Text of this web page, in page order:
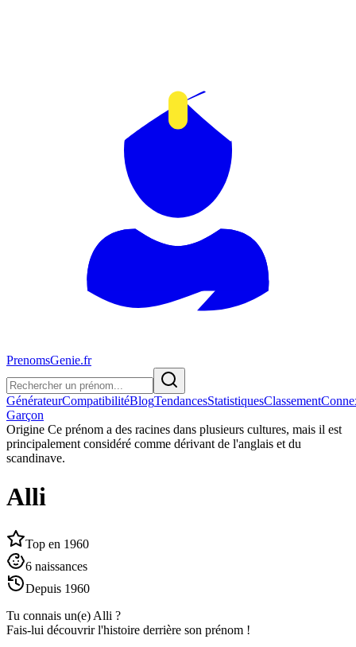
PrenomsGenie.fr
GénérateurCompatibilitéBlogTendancesStatistiquesClassement
Garçon
Origine Ce prénom a des racines dans plusieurs cultures, mais il est
principalement considéré comme dérivant de l'anglais et du
scandinave.
Alli
Top en 1960
6 naissances
Depuis 1960
Tu connais un(e) Alli ?
Fais-lui découvrir l'histoire derrière son prénom !